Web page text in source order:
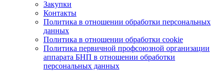
Закупки
Контакты
Политика в отношении обработки персональных
данных
Политика в отношении обработки cookie
Политика первичной профсоюзной организации
аппарата БНП в отношении обработки
персональных данных